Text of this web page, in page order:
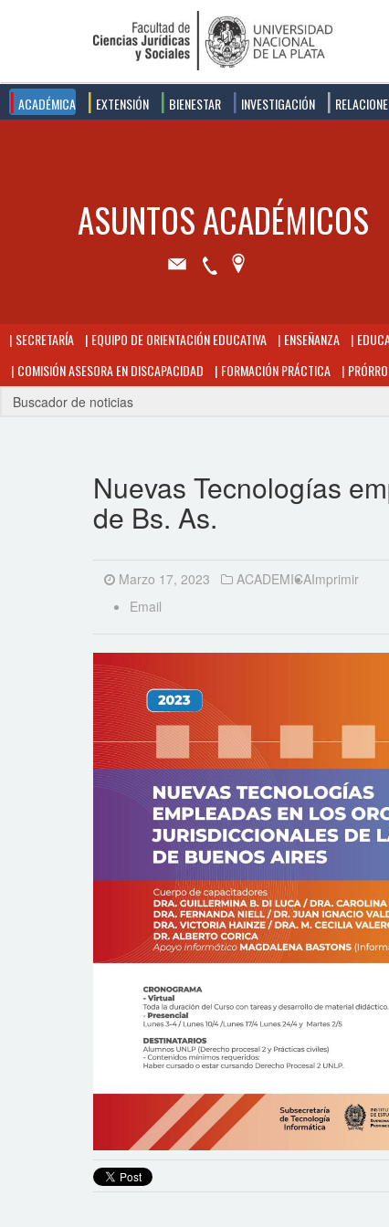
ACADÉMICA EXTENSIÓN BIENESTAR INVESTIGACIÓN
SECRETARÍA EQUIPO DE ORIENTACIÓN EDUCATIVA ENSEÑANZA
COMISIÓN ASESORA EN DISCAPACIDAD
FORMACIÓN PRÁCTICA
Nuevas Tecnologías
de Bs. As.
Marzo 17, 2023 ACADEMICAImprimir
Email